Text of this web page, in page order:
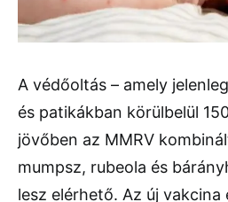
A védőoltás – amely
és patikákban körülbelül
jövőben az MMRV
mumpsz, rubeola és
lesz elérhető. Az új